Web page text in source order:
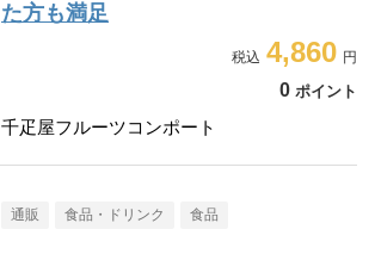
た方も満足
4,860
0 ポイント
千疋屋フルーツコンポート
通販 食品・ドリンク 食品